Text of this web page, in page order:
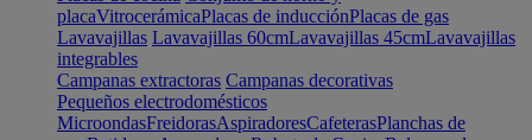
placaVitrocerámicaPlacas de inducciónPlacas de gas
Lavavajillas Lavavajillas 60cmLavavajillas 45cmLavavajillas
integrables
Campanas extractoras Campanas decorativas
Pequeños electrodomésticos
MicroondasFreidorasAspiradoresCafeterasPlanchas de